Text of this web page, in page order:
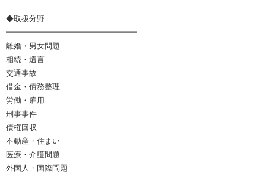
◆取扱分野
━━━━━━━━━━━━━━━━━
離婚・男女問題
相続・遺言
交通事故
借金・債務整理
労働・雇用
刑事事件
債権回収
不動産・住まい
医療・介護問題
外国人・国際問題